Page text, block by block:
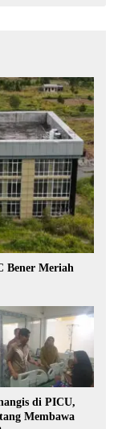
Bener Meriah
di PICU,
Membawa